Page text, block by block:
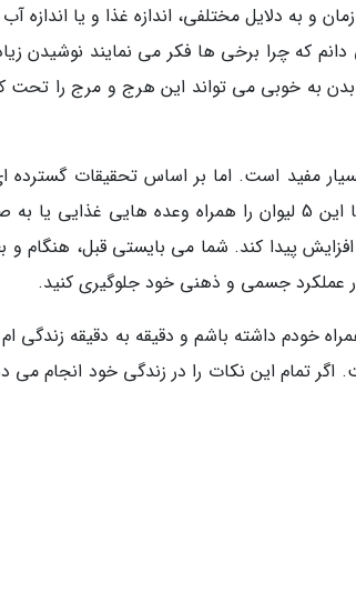
و به دلایل مختلفی، اندازه غذا و یا اندازه
که چرا برخی ها فکر می نمایند نوشیدن
بدن به خوبی می تواند این هرج و مرج را تحت
از پزشکان، نوشیدن روزانه 8 لیوان آب بسیار مفید است. اما بر اساس تحقیقات
قبلاً هم اشاره کردم، 5 لیوان آب هم می تواند کافی باشد. اما خواهشا این 5 لیوان را همراه وعده هایی
پیدا کند. شما می بایستی قبل، هنگام و
عملکرد جسمی و ذهنی خود جلوگیری کنید.
خودم داشته باشم و دقیقه به دقیقه زندگی ام
تمام این نکات را در زندگی خود انجام می